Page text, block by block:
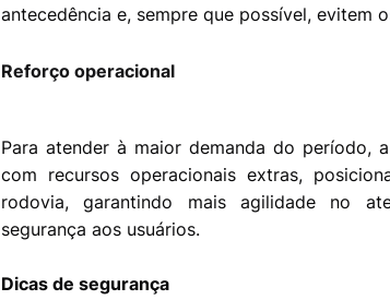
antecedência e, sempre que possível, evitem
Reforço operacional
Para atender à maior demanda do período,
com recursos operacionais extras,
rodovia, garantindo mais agilidade no
segurança aos usuários.
Dicas de segurança